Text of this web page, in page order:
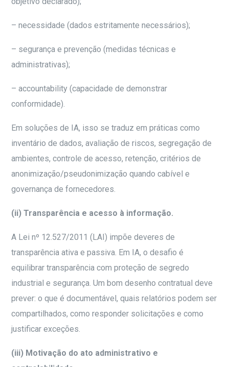
– necessidade (dados estritamente necessários);
– segurança e prevenção (medidas técnicas e
administrativas);
– accountability (capacidade de demonstrar
conformidade).
Em soluções de IA, isso se traduz em práticas como
inventário de dados, avaliação de riscos, segregação de
ambientes, controle de acesso, retenção, critérios de
anonimização/pseudonimização quando cabível e
governança de fornecedores.
(ii) Transparência e acesso à informação.
A Lei nº 12.527/2011 (LAI) impõe deveres de
transparência ativa e passiva. Em IA, o desafio é
equilibrar transparência com proteção de segredo
industrial e segurança. Um bom desenho contratual deve
prever: o que é documentável, quais relatórios podem ser
compartilhados, como responder solicitações e como
justificar exceções.
(iii) Motivação do ato administrativo e